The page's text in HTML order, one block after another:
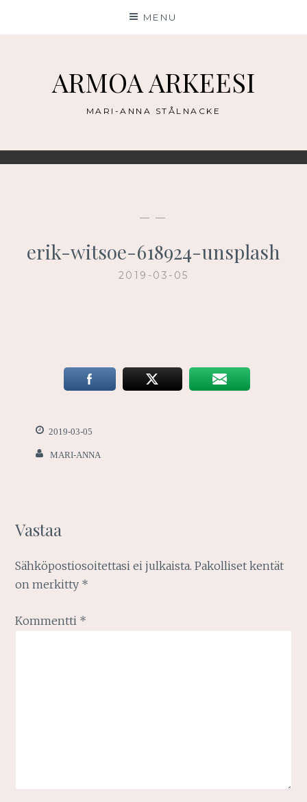
MENU
ARMOA ARKEESI
MARI-ANNA STÅLNACKE
— —
erik-witsoe-618924-unsplash
2019-03-05
2019-03-05
MARI-ANNA
Vastaa
Sähköpostiosoitettasi ei julkaista. Pakolliset kentät
on merkitty *
Kommentti *